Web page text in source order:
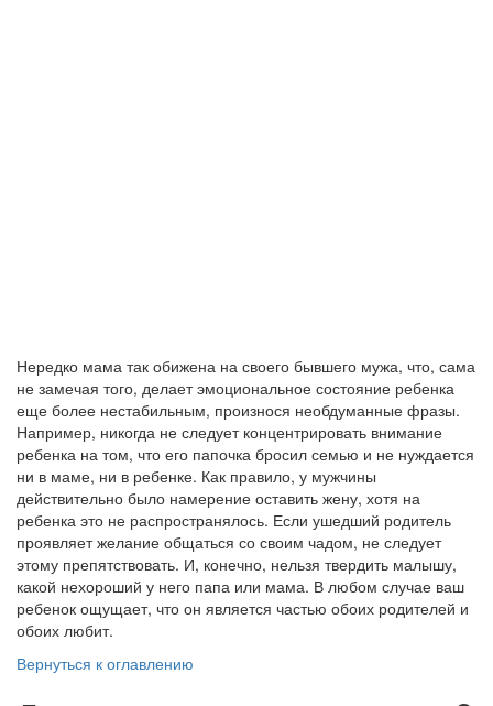
Нередко мама так обижена на своего бывшего мужа, что, сама
не замечая того, делает эмоциональное состояние ребенка
еще более нестабильным, произнося необдуманные фразы.
Например, никогда не следует концентрировать внимание
ребенка на том, что его папочка бросил семью и не нуждается
ни в маме, ни в ребенке. Как правило, у мужчины
действительно было намерение оставить жену, хотя на
ребенка это не распространялось. Если ушедший родитель
проявляет желание общаться со своим чадом, не следует
этому препятствовать. И, конечно, нельзя твердить малышу,
какой нехороший у него папа или мама. В любом случае ваш
ребенок ощущает, что он является частью обоих родителей и
обоих любит.
Вернуться к оглавлению